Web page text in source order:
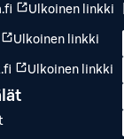
Ulkoinen linkki
Ulkoinen linkki
Ulkoinen linkki